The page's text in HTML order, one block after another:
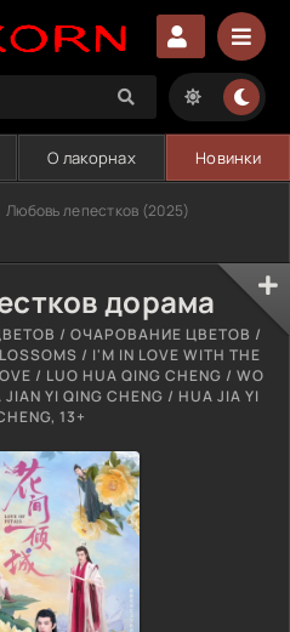
О лакорнах Новинки
Любовь лепестков (2025)
дорама
/ ОЧАРОВАНИЕ ЦВЕТОВ /
/ I'M IN LOVE WITH THE
/ LUO HUA QING CHENG / WO
YI QING CHENG / HUA JIA YI
13+